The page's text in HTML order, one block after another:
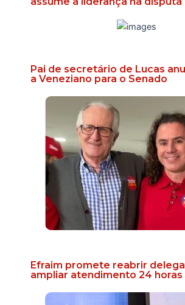
Pai de secretário de Lucas
a Veneziano para o Senado
Efraim promete reabrir
ampliar atendimento 24 horas